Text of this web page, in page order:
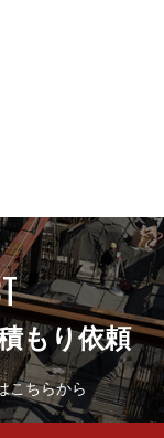
もり依頼
こちらから